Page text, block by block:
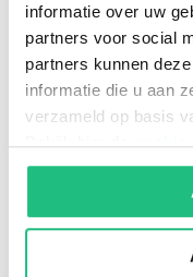
informatie over uw
partners voor social
partners kunnen
informatie die u aan
verzameld op basis
Bekijk hier de